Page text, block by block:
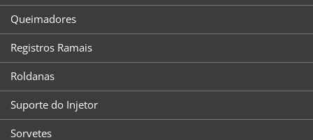
Queimadores
Registros Ramais
Roldanas
Suporte do Injetor
Sorvetes